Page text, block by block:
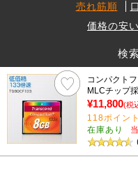
売れ筋順
価格の安
検
コンパクト
MLCチップ
¥11,800(税
118ポイント
在庫あり